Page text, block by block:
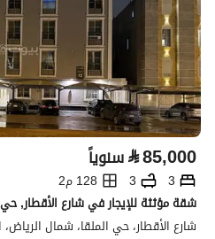
⃁85,000 سنوياً
3
3
128 م2
شارع الأقطار، حي الملقا، شمال الرياض،